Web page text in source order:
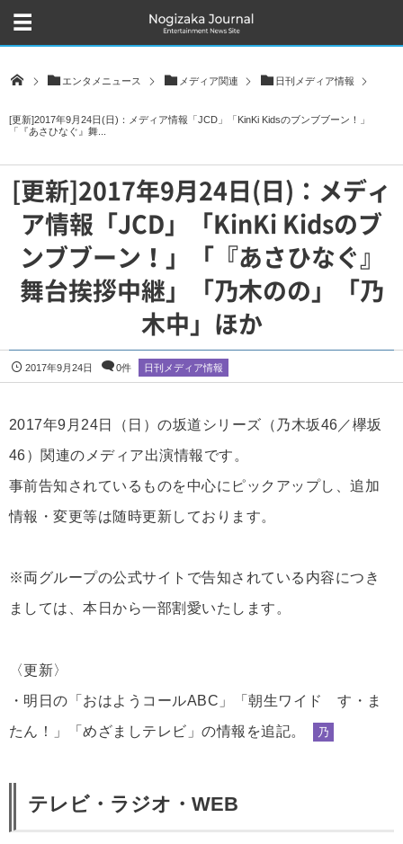
エンタメニュース メディア関連 日刊メディア情報
[更新]2017年9月24日(日)：メディア情報「JCD」「KinKi Kidsのブンブブーン！」
「『あさひなぐ』舞...
[更新]2017年9月24日(日)：メディ
ア情報「JCD」「KinKi Kidsのブ
ンブブーン！」「『あさひなぐ』
舞台挨拶中継」「乃木のの」「乃
木中」ほか
2017年9月24日 0件 日刊メディア情報
2017年9月24日（日）の坂道シリーズ（乃木坂46／欅坂
46）関連のメディア出演情報です。
事前告知されているものを中心にピックアップし、追加
情報・変更等は随時更新しております。
※両グループの公式サイトで告知されている内容につき
ましては、本日から一部割愛いたします。
〈更新〉
・明日の「おはようコールABC」「朝生ワイド す・ま
たん！」「めざましテレビ」の情報を追記。
乃
テレビ・ラジオ・WEB